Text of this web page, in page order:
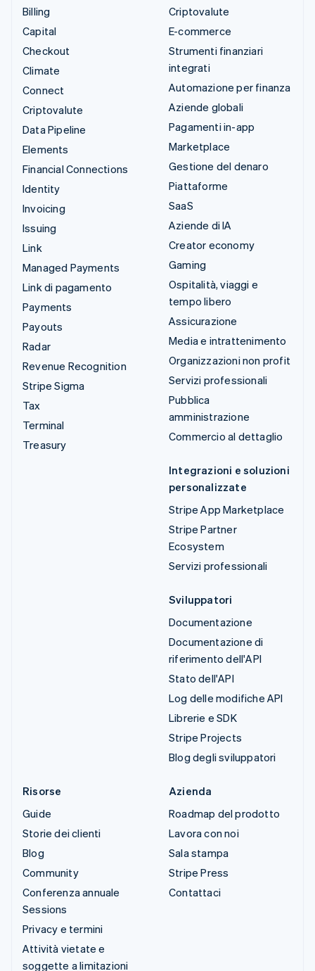
Billing
Capital
Checkout
Climate
Connect
Criptovalute
Data Pipeline
Elements
Financial Connections
Identity
Invoicing
Issuing
Link
Managed Payments
Link di pagamento
Payments
Payouts
Radar
Revenue Recognition
Stripe Sigma
Tax
Terminal
Treasury
Criptovalute
E-commerce
Strumenti finanziari
integrati
Automazione per finanza
Aziende globali
Pagamenti in-app
Marketplace
Gestione del denaro
Piattaforme
SaaS
Aziende di IA
Creator economy
Gaming
Ospitalità, viaggi e
tempo libero
Assicurazione
Media e intrattenimento
Organizzazioni non profit
Servizi professionali
Pubblica
amministrazione
Commercio al dettaglio
Integrazioni e soluzioni
personalizzate
Stripe App Marketplace
Stripe Partner
Ecosystem
Servizi professionali
Sviluppatori
Documentazione
Documentazione di
riferimento dell'API
Stato dell'API
Log delle modifiche API
Librerie e SDK
Stripe Projects
Blog degli sviluppatori
Risorse
Guide
Storie dei clienti
Blog
Community
Conferenza annuale
Sessions
Privacy e termini
Attività vietate e
soggette a limitazioni
Azienda
Roadmap del prodotto
Lavora con noi
Sala stampa
Stripe Press
Contattaci